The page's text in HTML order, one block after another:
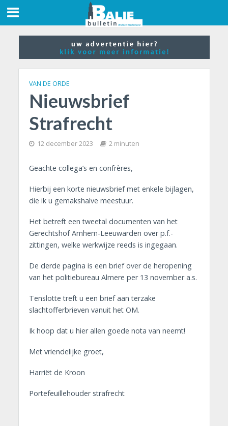
VAN DE ORDE
Nieuwsbrief
Strafrecht
12 december 2023 2 minuten
Geachte collega’s en confrères,
Hierbij een korte nieuwsbrief met enkele bijlagen,
die ik u gemakshalve meestuur.
Het betreft een tweetal documenten van het
Gerechtshof Arnhem-Leeuwarden over p.f.-
zittingen, welke werkwijze reeds is ingegaan.
De derde pagina is een brief over de heropening
van het politiebureau Almere per 13 november a.s.
Tenslotte treft u een brief aan terzake
slachtofferbrieven vanuit het OM.
Ik hoop dat u hier allen goede nota van neemt!
Met vriendelijke groet,
Harriët de Kroon
Portefeuillehouder strafrecht